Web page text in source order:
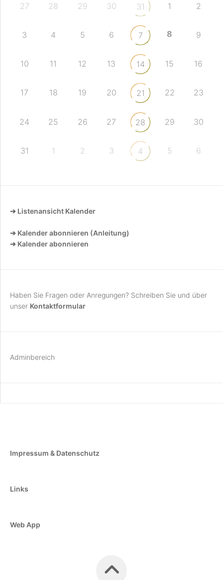
27 28 29 30 31 1 2
3 4 5 6 7 8 9
10 11 12 13 14 15 16
17 18 19 20 21 22 23
24 25 26 27 28 29 30
31 1 2 3 4 5 6
➔ Listenansicht Kalender
➔ Kalender abonnieren (Anleitung)
➔ Kalender abonnieren
Haben Sie Fragen oder Anregungen? Schreiben Sie und über
unser Kontaktformular
Adminbereich
Impressum & Datenschutz
Links
Web App